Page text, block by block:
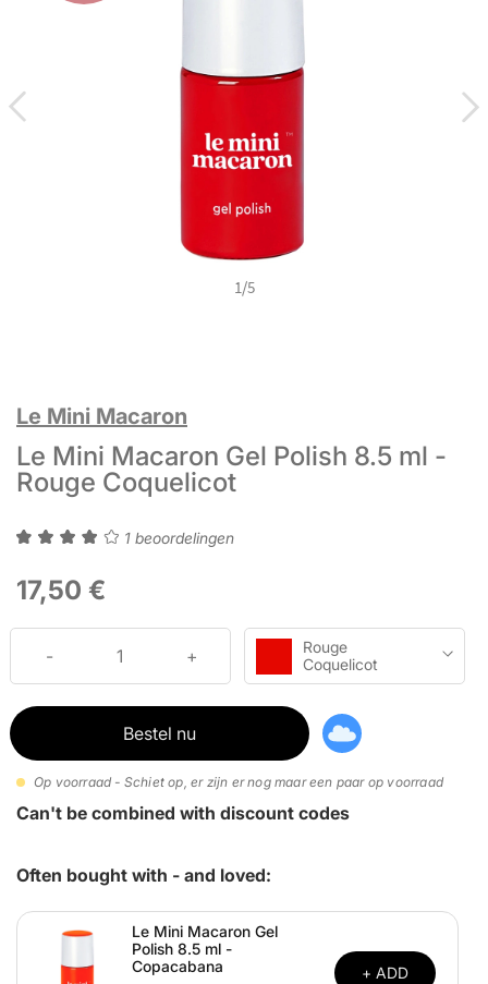
1/5
Le Mini Macaron
Le Mini Macaron Gel Polish 8.5 ml -
Rouge Coquelicot
1 beoordelingen
17,50 €
Rouge
Coquelicot
Bestel nu
Op voorraad - Schiet op, er zijn er nog maar een paar op voorraad
Can't be combined with discount codes
Often bought with - and loved:
Le Mini Macaron Gel
Polish 8.5 ml -
Copacabana
+ ADD